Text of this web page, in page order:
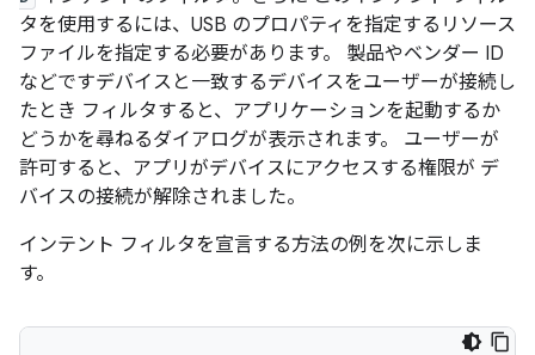
タを使用するには、USB のプロパティを指定するリソース
ファイルを指定する必要があります。 製品やベンダー ID
などですデバイスと一致するデバイスをユーザーが接続し
たとき フィルタすると、アプリケーションを起動するか
どうかを尋ねるダイアログが表示されます。 ユーザーが
許可すると、アプリがデバイスにアクセスする権限が デ
バイスの接続が解除されました。
インテント フィルタを宣言する方法の例を次に示しま
す。